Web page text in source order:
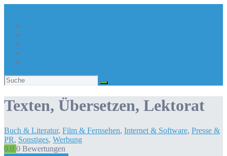
Suchen
nach:
Texten, Übersetzen, Lektorat
Buch & Literatur, Film & Fernsehen, Internet & Software, Presse &
PR, Sonstiges, Werbung
0.0 0 Bewertungen